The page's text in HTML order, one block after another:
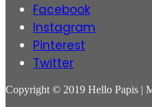
Facebook
Instagram
Pinterest
Twitter
Copyright © 2019 Hello Papis |